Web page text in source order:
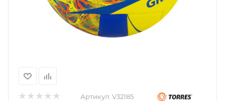
Артикул: V32185